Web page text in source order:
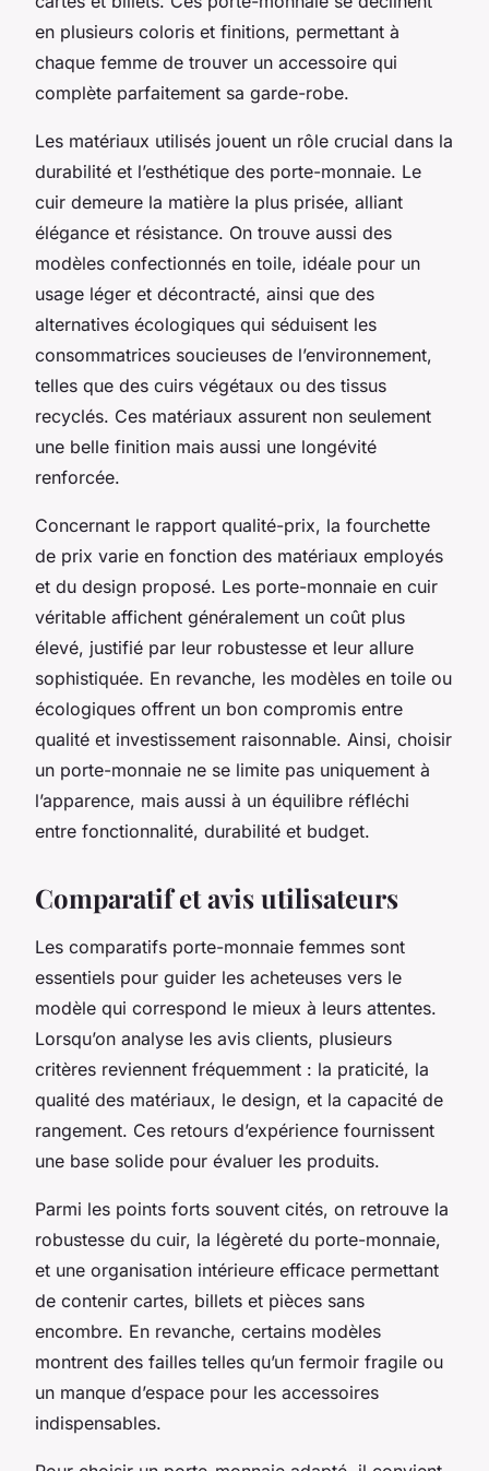
en plusieurs coloris et finitions, permettant à
chaque femme de trouver un accessoire qui
complète parfaitement sa garde-robe.
Les matériaux utilisés jouent un rôle crucial dans la
durabilité et l’esthétique des porte-monnaie. Le
cuir demeure la matière la plus prisée, alliant
élégance et résistance. On trouve aussi des
modèles confectionnés en toile, idéale pour un
usage léger et décontracté, ainsi que des
alternatives écologiques qui séduisent les
consommatrices soucieuses de l’environnement,
telles que des cuirs végétaux ou des tissus
recyclés. Ces matériaux assurent non seulement
une belle finition mais aussi une longévité
renforcée.
Concernant le rapport qualité-prix, la fourchette
de prix varie en fonction des matériaux employés
et du design proposé. Les porte-monnaie en cuir
véritable affichent généralement un coût plus
élevé, justifié par leur robustesse et leur allure
sophistiquée. En revanche, les modèles en toile ou
écologiques offrent un bon compromis entre
qualité et investissement raisonnable. Ainsi, choisir
un porte-monnaie ne se limite pas uniquement à
l’apparence, mais aussi à un équilibre réfléchi
entre fonctionnalité, durabilité et budget.
Comparatif et avis utilisateurs
Les comparatifs porte-monnaie femmes sont
essentiels pour guider les acheteuses vers le
modèle qui correspond le mieux à leurs attentes.
Lorsqu’on analyse les avis clients, plusieurs
critères reviennent fréquemment : la praticité, la
qualité des matériaux, le design, et la capacité de
rangement. Ces retours d’expérience fournissent
une base solide pour évaluer les produits.
Parmi les points forts souvent cités, on retrouve la
robustesse du cuir, la légèreté du porte-monnaie,
et une organisation intérieure efficace permettant
de contenir cartes, billets et pièces sans
encombre. En revanche, certains modèles
montrent des failles telles qu’un fermoir fragile ou
un manque d’espace pour les accessoires
indispensables.